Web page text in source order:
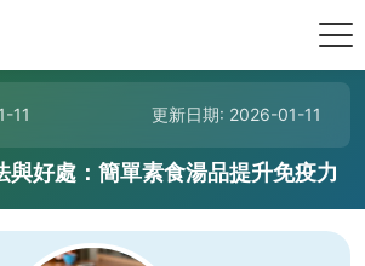
11 更新日期: 2026-01-11
與好處：簡單素食湯品提升免疫力